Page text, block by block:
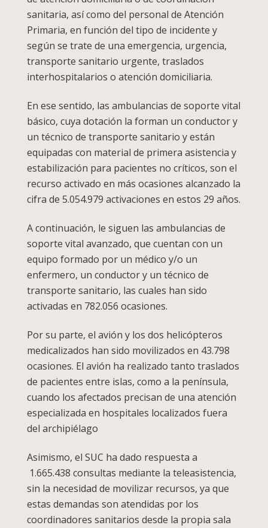
sanitaria, así como del personal de Atención
Primaria, en función del tipo de incidente y
según se trate de una emergencia, urgencia,
transporte sanitario urgente, traslados
interhospitalarios o atención domiciliaria.
En ese sentido, las ambulancias de soporte vital
básico, cuya dotación la forman un conductor y
un técnico de transporte sanitario y están
equipadas con material de primera asistencia y
estabilización para pacientes no críticos, son el
recurso activado en más ocasiones alcanzado la
cifra de 5.054.979 activaciones en estos 29 años.
A continuación, le siguen las ambulancias de
soporte vital avanzado, que cuentan con un
equipo formado por un médico y/o un
enfermero, un conductor y un técnico de
transporte sanitario, las cuales han sido
activadas en 782.056 ocasiones.
Por su parte, el avión y los dos helicópteros
medicalizados han sido movilizados en 43.798
ocasiones. El avión ha realizado tanto traslados
de pacientes entre islas, como a la península,
cuando los afectados precisan de una atención
especializada en hospitales localizados fuera
del archipiélago
Asimismo, el SUC ha dado respuesta a
1.665.438 consultas mediante la teleasistencia,
sin la necesidad de movilizar recursos, ya que
estas demandas son atendidas por los
coordinadores sanitarios desde la propia sala